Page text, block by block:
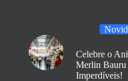
Celebre o
Merlin Bauru
Imperdíveis!